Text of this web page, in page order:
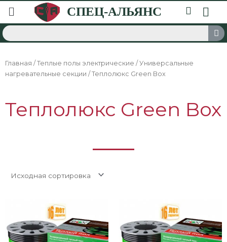
Главная / Теплые полы электрические / Универсальные
нагревательные секции / Теплолюкс Green Box
Теплолюкс Green Box